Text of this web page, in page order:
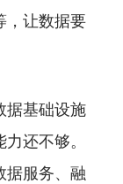
，让数据要
基础设施
还不够。
据服务、融